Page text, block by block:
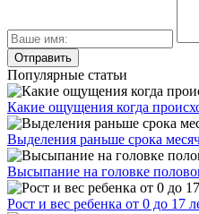
Популярные статьи
Какие ощущения когда
Выделения раньше срока
Высыпание на головке
Рост и вес ребенка от 0 до 17